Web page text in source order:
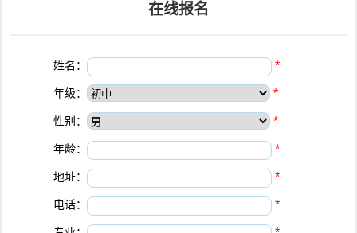
在线报名
姓名： *
年级： *
性别： *
年龄： *
地址： *
电话： *